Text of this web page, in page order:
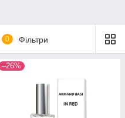
0 Фільтри
–26%